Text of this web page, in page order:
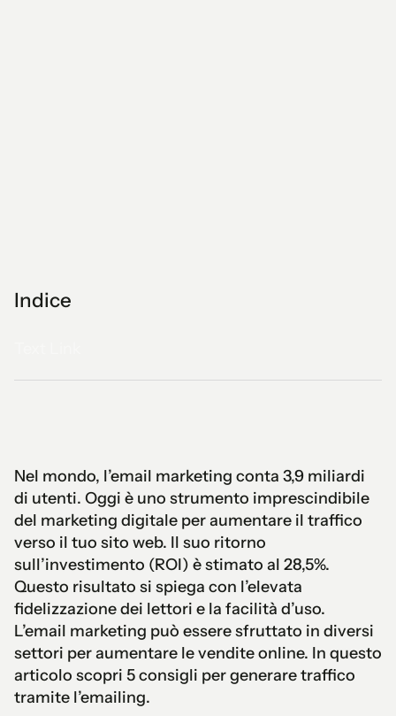
Indice
Nel mondo, l’email marketing conta 3,9 miliardi
di utenti. Oggi è uno strumento imprescindibile
del marketing digitale per aumentare il traffico
verso il tuo sito web. Il suo ritorno
sull’investimento (ROI) è stimato al 28,5%.
Questo risultato si spiega con l’elevata
fidelizzazione dei lettori e la facilità d’uso.
L’email marketing può essere sfruttato in diversi
settori per aumentare le vendite online. In questo
articolo scopri 5 consigli per generare traffico
tramite l’emailing.